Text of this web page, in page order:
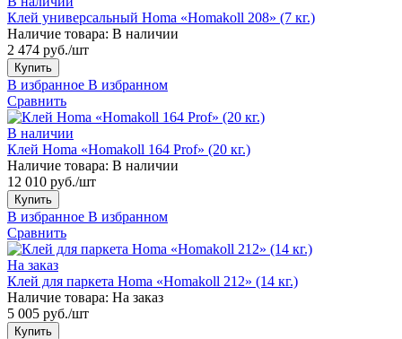
Клей универсальный Homa «Homakoll 208» (7 кг.)
Наличие товара: В наличии
2 474 руб./шт
Купить
В избранное В избранном
Сравнить
В наличии
Клей Homa «Homakoll 164 Prof» (20 кг.)
Наличие товара: В наличии
12 010 руб./шт
Купить
В избранное В избранном
Сравнить
На заказ
Клей для паркета Homa «Homakoll 212» (14 кг.)
Наличие товара: На заказ
5 005 руб./шт
Купить